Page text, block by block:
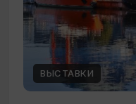
ВЫСТАВКИ